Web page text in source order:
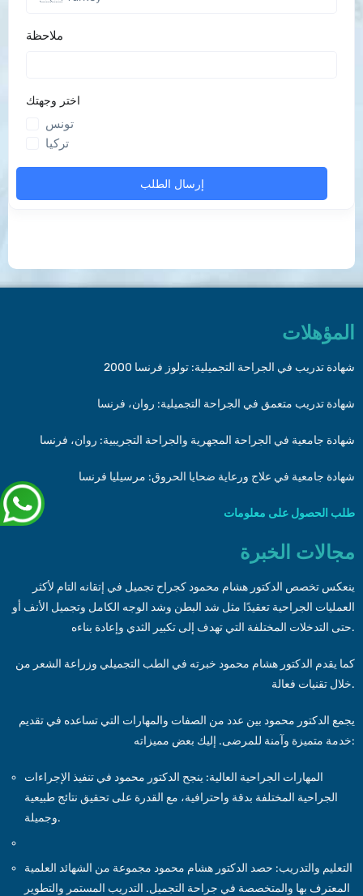
المؤهلات
شهادة تدريب في الجراحة التجميلية: تولوز فرنسا 2000
شهادة تدريب متعمق في الجراحة التجميلية: روان، فرنسا
شهادة جامعية في الجراحة المجهرية والجراحة التجريبية: روان، فرنسا
شهادة جامعية في علاج ورعاية ضحايا الحروق: مرسيليا فرنسا
طلب الحصول على معلومات
مجالات الخبرة
ينعكس تخصص الدكتور هشام محمود كجراح تجميل في إتقانه التام لأكثر
العمليات الجراحية تعقيدًا مثل شد البطن وشد الوجه الكامل وتجميل الأنف أو
حتى التدخلات المختلفة التي تهدف إلى تكبير الثدي وإعادة بناءه.
كما يقدم الدكتور هشام محمود خبرته في الطب التجميلي وزراعة الشعر من
خلال تقنيات فعالة.
يجمع الدكتور محمود بين عدد من الصفات والمهارات التي تساعده في تقديم
خدمة متميزة وآمنة للمرضى. إليك بعض مميزاته:
المهارات الجراحية العالية: ينجح الدكتور محمود في تنفيذ الإجراءات
الجراحية المختلفة بدقة واحترافية، مع القدرة على تحقيق نتائج طبيعية
وجميلة.
التعليم والتدريب: حصد الدكتور هشام محمود مجموعة من الشهائد العلمية
المعترف بها والمتخصصة في جراحة التجميل. التدريب المستمر والتطوير